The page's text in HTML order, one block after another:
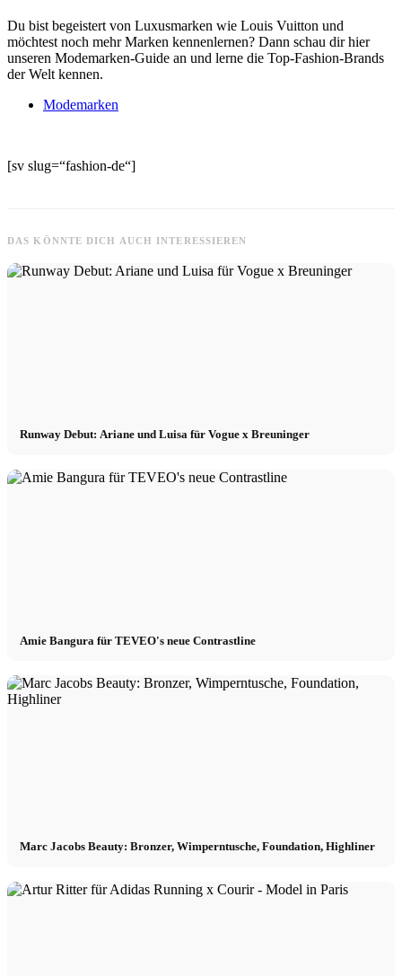
Du bist begeistert von Luxusmarken wie Louis Vuitton und
möchtest noch mehr Marken kennenlernen? Dann schau dir hier
unseren Modemarken-Guide an und lerne die Top-Fashion-Brands
der Welt kennen.
Modemarken
[sv slug=“fashion-de“]
DAS KÖNNTE DICH AUCH INTERESSIEREN
Runway Debut: Ariane und Luisa für Vogue x Breuninger
Amie Bangura für TEVEO's neue Contrastline
Marc Jacobs Beauty: Bronzer, Wimperntusche, Foundation, Highliner